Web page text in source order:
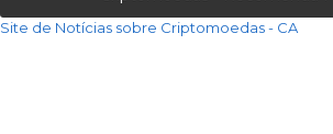
Site de Notícias sobre Criptomoedas - CA